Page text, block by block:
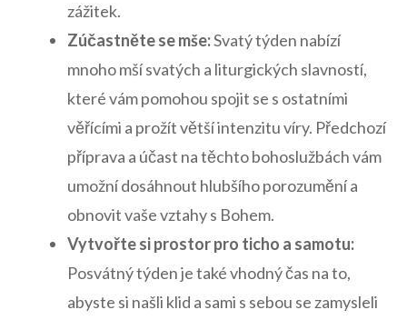
zážitek.
Zúčastněte se mše:Svatý týden nabízí
mnoho mší svatých a liturgických slavností,​
které‌ vám pomohou spojit se s ostatními
věřícími a prožít větší​ intenzitu víry. Předchozí ​
příprava‌ a‌ účast na těchto bohoslužbách vám
umožní⁣ dosáhnout hlubšího porozumění a⁣
obnovit vaše vztahy s​ Bohem.
Vytvořte si prostor pro ticho a‌ samotu:
Posvátný​ týden je také ‍vhodný čas na‍ to,
abyste ⁣si našli ⁣klid⁤ a sami s sebou se zamysleli